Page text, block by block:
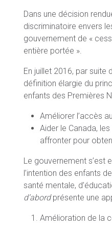
Dans une décision
discriminatoire envers
gouvernement de «
entière portée ».
En juillet 2016, par
définition élargie du
enfants des Premières
Améliorer l’accès
Aider le Canada,
affronter pour
Le gouvernement s’est
l’intention des enfants
santé mentale,
d’abordprésente une
Amélioration de la